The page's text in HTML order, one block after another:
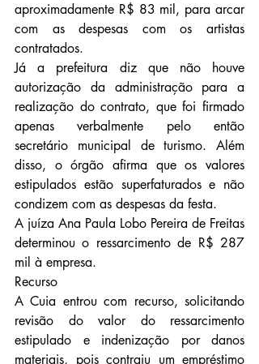
aproximadamente R$ 83 mil, para arcar
com as despesas com os artistas
contratados.
Já a prefeitura diz que não houve
autorização da administração para a
realização do contrato, que foi firmado
apenas verbalmente pelo então
secretário municipal de turismo. Além
disso, o órgão afirma que os valores
estipulados estão superfaturados e não
condizem com as despesas da festa.
A juíza Ana Paula Lobo Pereira de Freitas
determinou o ressarcimento de R$ 287
mil à empresa.
Recurso
A Cuia entrou com recurso, solicitando
revisão do valor do ressarcimento
estipulado e indenização por danos
materiais, pois contraiu um empréstimo